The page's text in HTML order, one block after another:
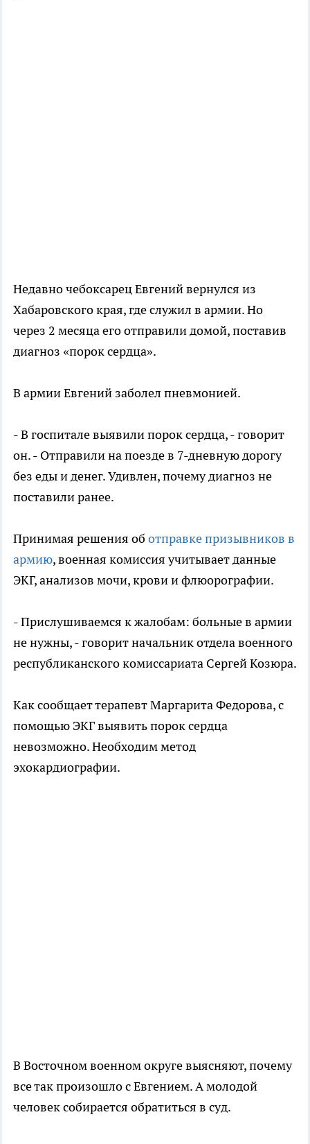
Недавно чебоксарец Евгений вернулся из
Хабаровского края, где служил в армии. Но
через 2 месяца его отправили домой, поставив
диагноз «порок сердца».
В армии Евгений заболел пневмонией.
- В госпитале выявили порок сердца, - говорит
он. - Отправили на поезде в 7-дневную дорогу
без еды и денег. Удивлен, почему диагноз не
поставили ранее.
Принимая решения об отправке призывников в
армию, военная комиссия учитывает данные
ЭКГ, анализов мочи, крови и флюорографии.
- Прислушиваемся к жалобам: больные в армии
не нужны, - говорит начальник отдела военного
республиканского комиссариата Сергей Козюра.
Как сообщает терапевт Маргарита Федорова, с
помощью ЭКГ выявить порок сердца
невозможно. Необходим метод
эхокардиографии.
В Восточном военном округе выясняют, почему
все так произошло с Евгением. А молодой
человек собирается обратиться в суд.